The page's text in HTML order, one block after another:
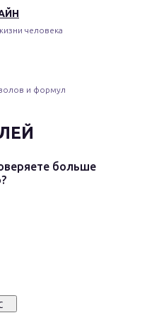
человека
и формул
больше